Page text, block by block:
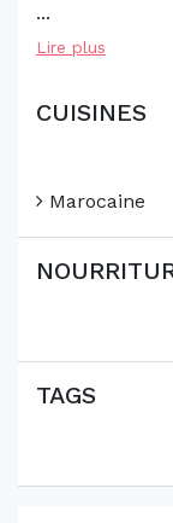
...
Lire plus
CUISINES
Marocaine
TAGS